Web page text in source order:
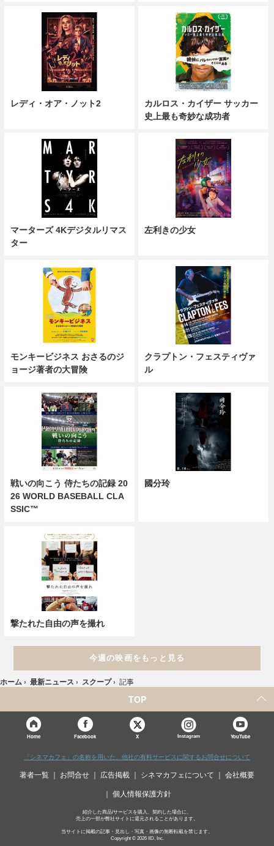
レディ・オア・ノット2
カルロス・カイザー サッカー
史上最も奇妙な成功者
マーターズ 4Kデジタルリマス
ター
左利きの少女
モンキービジネス おさるのジ
ョージ著者の大冒険
クラプトン・フェスティヴァ
ル
戦いの向こう 侍たちの記録 20
26 WORLD BASEBALL CLA
SSIC™
國分玲
撃たれた自由の声を撮れ
今週の映画をもっと見る
ホーム › 最新ニュース › スクープ › 記事
TOP
Home Facebook X Instagram YouTube
「シネマカフェ」の名称を用いた、他社の有料サービスに関するお問合せについて
著者一覧 お問合せ 広告掲載 シネマカフェについて 会社概要
個人情報保護方針
紹介した商品/サービスを購入、契約した場合に、
売上の一部が弊社サイトに還元されることがあります。
当サイトに掲載の記事・見出し・写真・画像の無断転載を禁じます。
Copyright © 2026 IID, Inc.